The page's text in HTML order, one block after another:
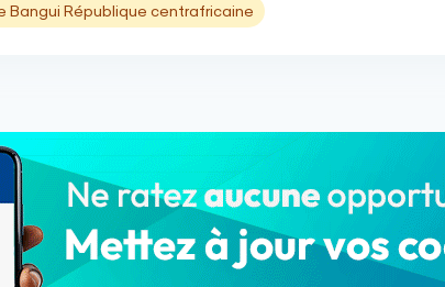
Bangui République centrafricaine